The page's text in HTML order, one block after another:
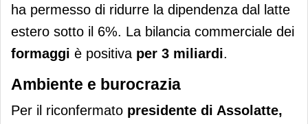
ha permesso di ridurre la dipendenza dal latte
estero sotto il 6%. La bilancia commerciale dei
formaggi è positiva per 3 miliardi.
Ambiente e burocrazia
Per il riconfermato presidente di Assolatte,